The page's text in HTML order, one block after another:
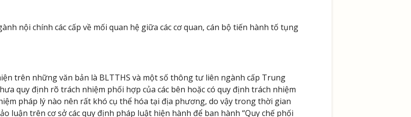
nội chính các cấp về mối quan hệ giữa các cơ quan, cán bộ tiến hành tố tụng
trên những văn bản là BLTTHS và một số thông tư liên ngành cấp Trung
quy định rõ trách nhiệm phối hợp của các bên hoặc có quy định trách nhiệm
pháp lý nào nên rất khó cụ thể hóa tại địa phương, do vậy trong thời gian
luận trên cơ sở các quy định pháp luật hiện hành để ban hành “Quy chế phối